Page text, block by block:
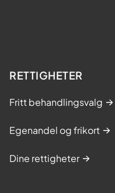
RETTIGHETER
Fritt behandlingsvalg
Egenandel og frikort
Dine rettigheter